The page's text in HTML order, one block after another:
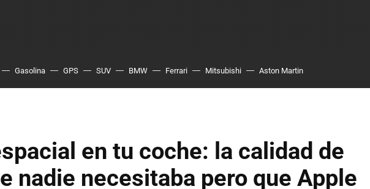
Gasolina GPS SUV BMW Ferrari Mitsubishi Aston Martin
en tu coche: la calidad de
nadie necesitaba pero que Apple